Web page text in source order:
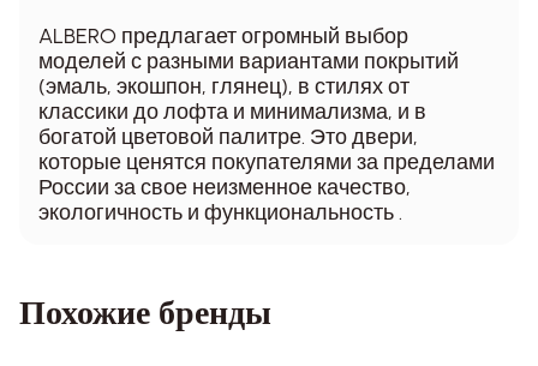
ALBERO предлагает огромный выбор
моделей с разными вариантами покрытий
(эмаль, экошпон, глянец), в стилях от
классики до лофта и минимализма, и в
богатой цветовой палитре. Это двери,
которые ценятся покупателями за пределами
России за свое неизменное качество,
экологичность и функциональность .
Похожие бренды